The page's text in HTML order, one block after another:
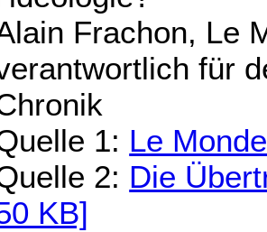
Frachon, Le
für
1: Le Monde
2: Die
KB]